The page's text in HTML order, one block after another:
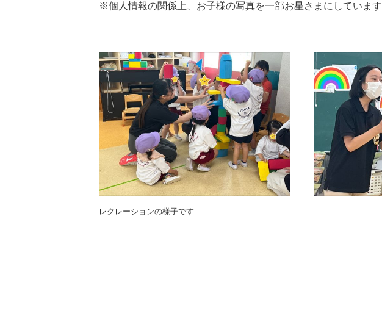
※個人情報の関係上、お子様の写真を一部お星さまにしています
レクレーションの様子です